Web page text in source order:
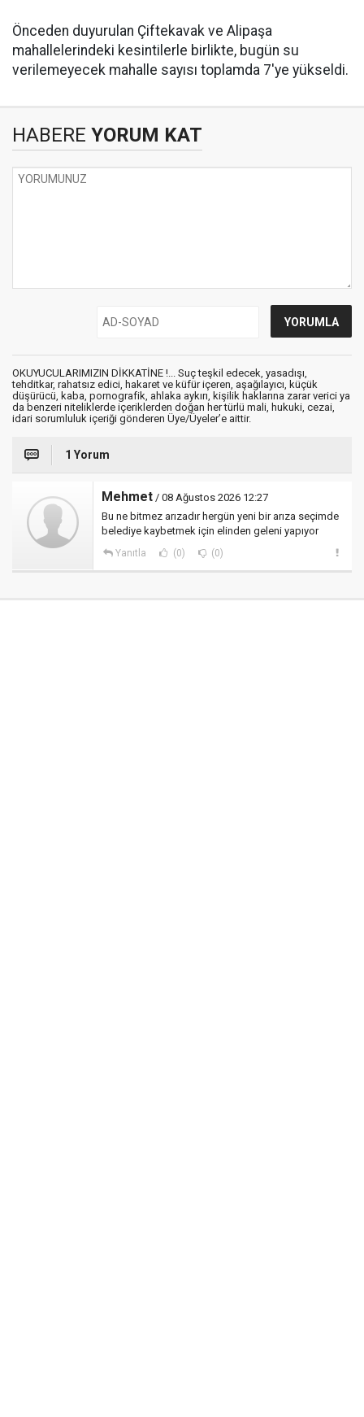
Önceden duyurulan Çiftekavak ve Alipaşa
mahallelerindeki kesintilerle birlikte, bugün su
verilemeyecek mahalle sayısı toplamda 7'ye yükseldi.
HABERE YORUM KAT
OKUYUCULARIMIZIN DİKKATİNE !... Suç teşkil edecek, yasadışı,
tehditkar, rahatsız edici, hakaret ve küfür içeren, aşağılayıcı, küçük
düşürücü, kaba, pornografik, ahlaka aykırı, kişilik haklarına zarar verici ya
da benzeri niteliklerde içeriklerden doğan her türlü mali, hukuki, cezai,
idari sorumluluk içeriği gönderen Üye/Üyeler’e aittir.
1 Yorum
Mehmet / 08 Ağustos 2026 12:27
Bu ne bitmez arızadır hergün yeni bir arıza seçimde
belediye kaybetmek için elinden geleni yapıyor
Yanıtla (0) (0)